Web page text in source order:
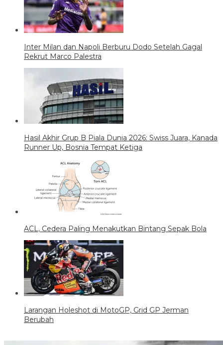
Inter Milan dan Napoli Berburu Dodo Setelah Gagal
Rekrut Marco Palestra
Hasil Akhir Grup B Piala Dunia 2026: Swiss Juara, Kanada
Runner Up, Bosnia Tempat Ketiga
ACL, Cedera Paling Menakutkan Bintang Sepak Bola
Larangan Holeshot di MotoGP, Grid GP Jerman
Berubah